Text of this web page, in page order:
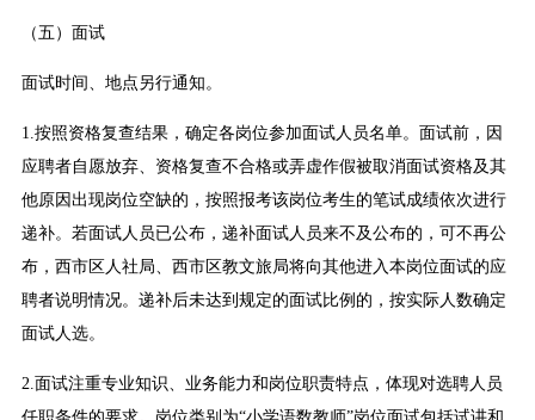
（五）面试
面试时间、地点另行通知。
1.按照资格复查结果，确定各岗位参加面试人员名单。面试前，因
应聘者自愿放弃、资格复查不合格或弄虚作假被取消面试资格及其
他原因出现岗位空缺的，按照报考该岗位考生的笔试成绩依次进行
递补。若面试人员已公布，递补面试人员来不及公布的，可不再公
布，西市区人社局、西市区教文旅局将向其他进入本岗位面试的应
聘者说明情况。递补后未达到规定的面试比例的，按实际人数确定
面试人选。
2.面试注重专业知识、业务能力和岗位职责特点，体现对选聘人员